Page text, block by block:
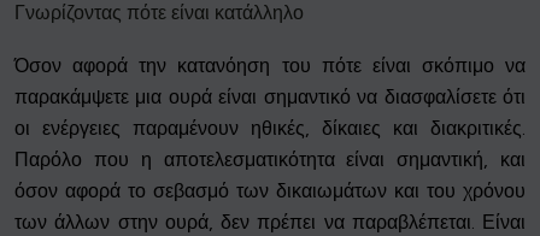
Γνωρίζοντας πότε είναι κατάλληλο
Όσον αφορά την κατανόηση του πότε είναι σκόπιμο να
παρακάμψετε μια ουρά είναι σημαντικό να διασφαλίσετε ότι
οι ενέργειες παραμένουν ηθικές, δίκαιες και διακριτικές.
Παρόλο που η αποτελεσματικότητα είναι σημαντική, και
όσον αφορά το σεβασμό των δικαιωμάτων και του χρόνου
των άλλων στην ουρά, δεν πρέπει να παραβλέπεται. Είναι